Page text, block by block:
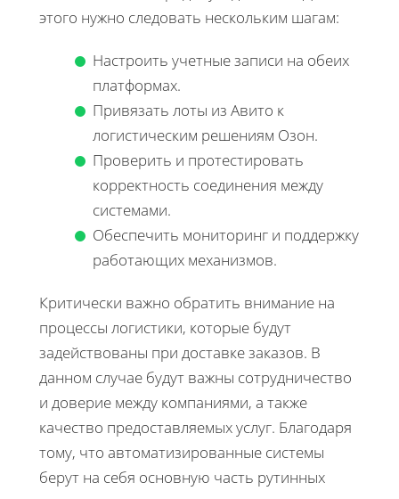
этого нужно следовать нескольким шагам:
Настроить учетные записи на обеих
платформах.
Привязать лоты из Авито к
логистическим решениям Озон.
Проверить и протестировать
корректность соединения между
системами.
Обеспечить мониторинг и поддержку
работающих механизмов.
Критически важно обратить внимание на
процессы логистики, которые будут
задействованы при доставке заказов. В
данном случае будут важны сотрудничество
и доверие между компаниями, а также
качество предоставляемых услуг. Благодаря
тому, что автоматизированные системы
берут на себя основную часть рутинных